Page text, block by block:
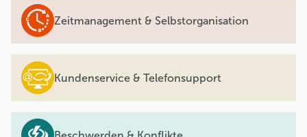
Zeitmanagement & Selbstorganisation
Kundenservice & Telefonsupport